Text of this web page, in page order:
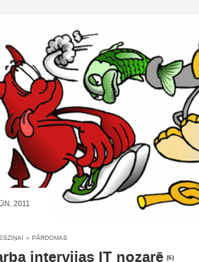
2011
» PĀRDOMAS
intervijas IT nozarē (6)